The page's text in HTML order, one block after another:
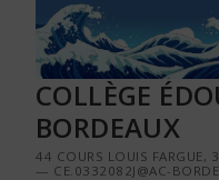
contenu
COLLÈGE
BORDEAUX
44 COURS LOUIS
— CE.0332082J@AC-